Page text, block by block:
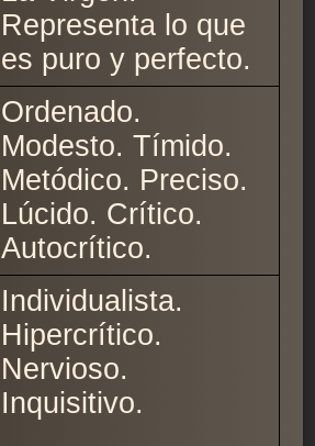
Representa lo que
es puro y perfecto.
Ordenado.
Modesto. Tímido.
Metódico. Preciso.
Lúcido. Crítico.
Autocrítico.
Individualista.
Hipercrítico.
Nervioso.
Inquisitivo.